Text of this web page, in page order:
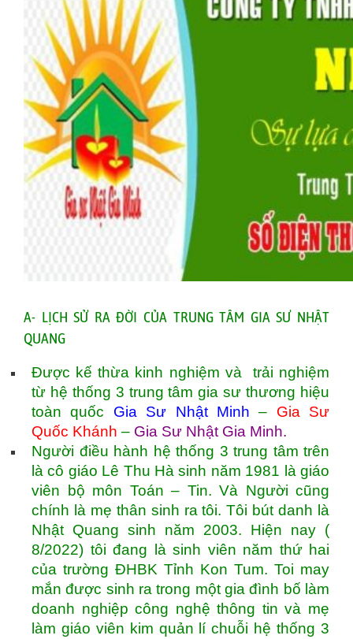
A- LỊCH SỬ RA ĐỜI CỦA TRUNG TÂM GIA SƯ NHẬT
QUANG
Được kế thừa kinh nghiệm và trải nghiệm
từ hệ thống 3 trung tâm gia sư thương hiệu
toàn quốc Gia Sư Nhật Minh –
Gia Sư
Quốc Khánh – Gia Sư Nhật Gia Minh.
Người điều hành hệ thống 3 trung tâm trên
là cô giáo Lê Thu Hà sinh năm 1981 là giáo
viên bộ môn Toán – Tin. Và Người cũng
chính là mẹ thân sinh ra tôi. Tôi bút danh là
Nhật Quang sinh năm 2003. Hiện nay (
8/2022) tôi đang là sinh viên năm thứ hai
của trường ĐHBK Tỉnh Kon Tum. Toi may
mắn được sinh ra trong một gia đình bố làm
doanh nghiệp công nghệ thông tin và mẹ
làm giáo viên kim quản lí chuỗi hệ thống 3